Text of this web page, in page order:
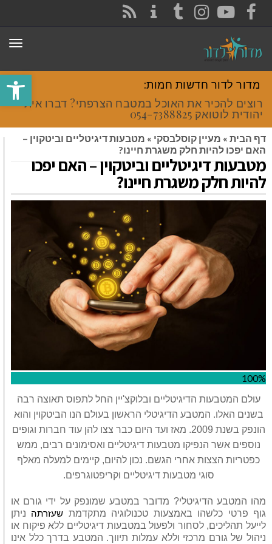
פתח
FACEBOOK
YOUTUBE
INSTAGRAM
TUMBLR
מדור לדור חדשות חמות:
רוצים להכיר את האוכל במטבח הצרפתי? דברו איתי
יהודית לוטואק 054-7388825.
דף הבית » מעיין קוסלבסקי » מטבעות דיגיטליים וביטקוין –
האם יפכו להיות חלק משגרת חיינו?
מטבעות דיגיטליים וביטקוין – האם יפכו
להיות חלק משגרת חיינו?
100%
עולם המטבעות הדיגיטליים ובלוקצ'יין החל לתפוס תאוצה רבה
בשנים האלו. המטבע הדיגיטלי הראשון בעולם הנו הביטקוין והוא
הונפק בשנת 2009. מאז ועד היום כבר צצו להן עוד חברות וגופים
נוספים אשר הנפיקו מטבעות דיגיטליים ואסימונים רבים, ממש
כפטריות הצצות אחרי הגשם. נכון להיום, קיימים למעלה מאלף
סוגי מטבעות דיגיטליים וקריפטוגרפים.
מהו המטבע הדיגיטלי? מדובר במטבע שמונפק על ידי גורם או
גוף פרטי כלשהו באמצעות טכנולוגיה מתקדמת שעזרתה ניתן
לייעל תהליכים, לסחור ולפעול במטבעות דיגיטליים ללא פיקוח או
ניהול של גורם מרכזי וללא עמלות תיווך. המטבע בדרך כלל אינו